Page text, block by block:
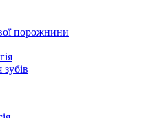
порожнини